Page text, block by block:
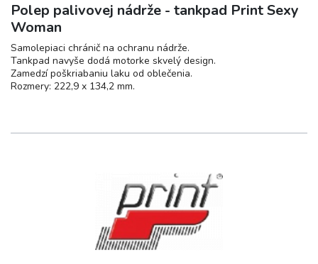
Polep palivovej nádrže - tankpad Print Sexy
Woman
Samolepiaci chránič na ochranu nádrže.
Tankpad navyše dodá motorke skvelý design.
Zamedzí poškriabaniu laku od oblečenia.
Rozmery: 222,9 x 134,2 mm.